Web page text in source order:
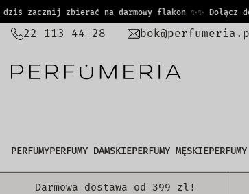
PRZEJDŹ
TREŚCI
zacznij zbierać na darmowy flakon ✨✨ Dołącz do
22 113 44 28
PERFUMYPERFUMY DAMSKIEPERFUMY MĘSKIE
Darmowa dostawa od 399 zł!